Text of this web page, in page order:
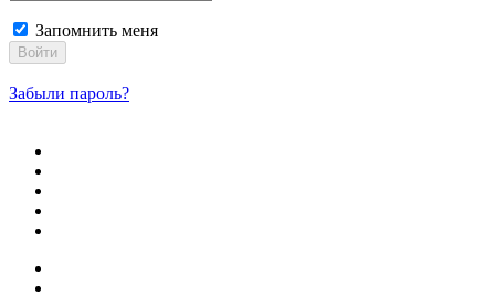
Запомнить меня
Войти
Забыли пароль?